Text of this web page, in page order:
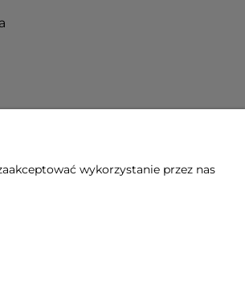
wykorzystanie przez nas